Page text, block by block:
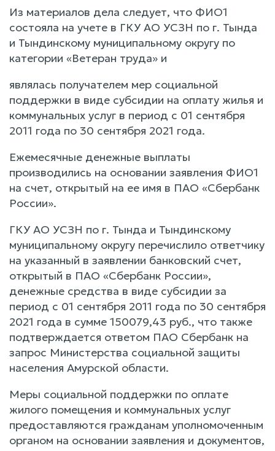
Из материалов дела следует, что ФИО1
состояла на учете в ГКУ АО УСЗН по г. Тында
и Тындинскому муниципальному округу по
категории «Ветеран труда» и
являлась получателем мер социальной
поддержки в виде субсидии на оплату жилья и
коммунальных услуг в период с 01 сентября
2011 года по 30 сентября 2021 года.
Ежемесячные денежные выплаты
производились на основании заявления ФИО1
на счет, открытый на ее имя в ПАО «Сбербанк
России».
ГКУ АО УСЗН по г. Тында и Тындинскому
муниципальному округу перечислило ответчику
на указанный в заявлении банковский счет,
открытый в ПАО «Сбербанк России»,
денежные средства в виде субсидии за
период с 01 сентября 2011 года по 30 сентября
2021 года в сумме 150079,43 руб., что также
подтверждается ответом ПАО Сбербанк на
запрос Министерства социальной защиты
населения Амурской области.
Меры социальной поддержки по оплате
жилого помещения и коммунальных услуг
предоставляются гражданам уполномоченным
органом на основании заявления и документов,